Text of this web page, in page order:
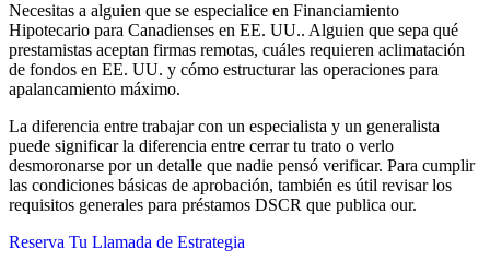
Necesitas a alguien que se especialice en Financiamiento
Hipotecario para Canadienses en EE. UU.. Alguien que sepa qué
prestamistas aceptan firmas remotas, cuáles requieren aclimatación
de fondos en EE. UU. y cómo estructurar las operaciones para
apalancamiento máximo.
La diferencia entre trabajar con un especialista y un generalista
puede significar la diferencia entre cerrar tu trato o verlo
desmoronarse por un detalle que nadie pensó verificar. Para cumplir
las condiciones básicas de aprobación, también es útil revisar los
requisitos generales para préstamos DSCR que publica our.
Reserva Tu Llamada de Estrategia